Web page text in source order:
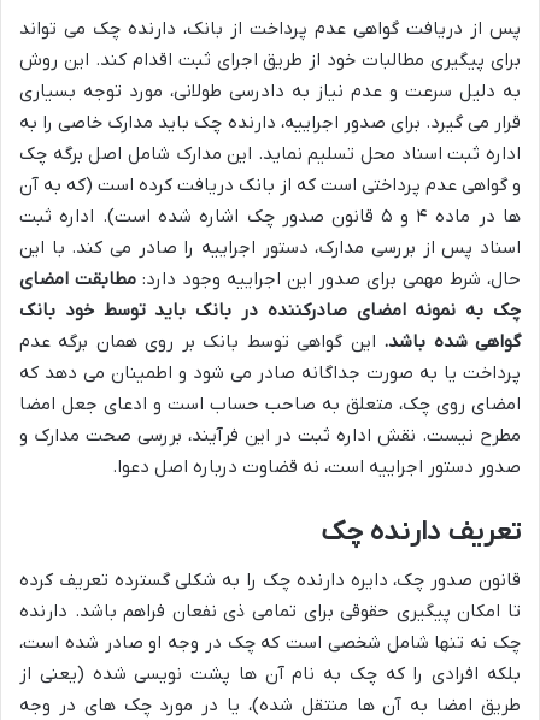
پس از دریافت گواهی عدم پرداخت از بانک، دارنده چک می تواند
برای پیگیری مطالبات خود از طریق اجرای ثبت اقدام کند. این روش
به دلیل سرعت و عدم نیاز به دادرسی طولانی، مورد توجه بسیاری
قرار می گیرد. برای صدور اجراییه، دارنده چک باید مدارک خاصی را به
اداره ثبت اسناد محل تسلیم نماید. این مدارک شامل اصل برگه چک
و گواهی عدم پرداختی است که از بانک دریافت کرده است (که به آن
ها در ماده ۴ و ۵ قانون صدور چک اشاره شده است). اداره ثبت
اسناد پس از بررسی مدارک، دستور اجراییه را صادر می کند. با این
حال، شرط مهمی برای صدور این اجراییه وجود دارد: مطابقت امضای
چک به نمونه امضای صادرکننده در بانک باید توسط خود بانک
گواهی شده باشد. این گواهی توسط بانک بر روی همان برگه عدم
پرداخت یا به صورت جداگانه صادر می شود و اطمینان می دهد که
امضای روی چک، متعلق به صاحب حساب است و ادعای جعل امضا
مطرح نیست. نقش اداره ثبت در این فرآیند، بررسی صحت مدارک و
صدور دستور اجراییه است، نه قضاوت درباره اصل دعوا.
تعریف دارنده چک
قانون صدور چک، دایره دارنده چک را به شکلی گسترده تعریف کرده
تا امکان پیگیری حقوقی برای تمامی ذی نفعان فراهم باشد. دارنده
چک نه تنها شامل شخصی است که چک در وجه او صادر شده است،
بلکه افرادی را که چک به نام آن ها پشت نویسی شده (یعنی از
طریق امضا به آن ها منتقل شده)، یا در مورد چک های در وجه